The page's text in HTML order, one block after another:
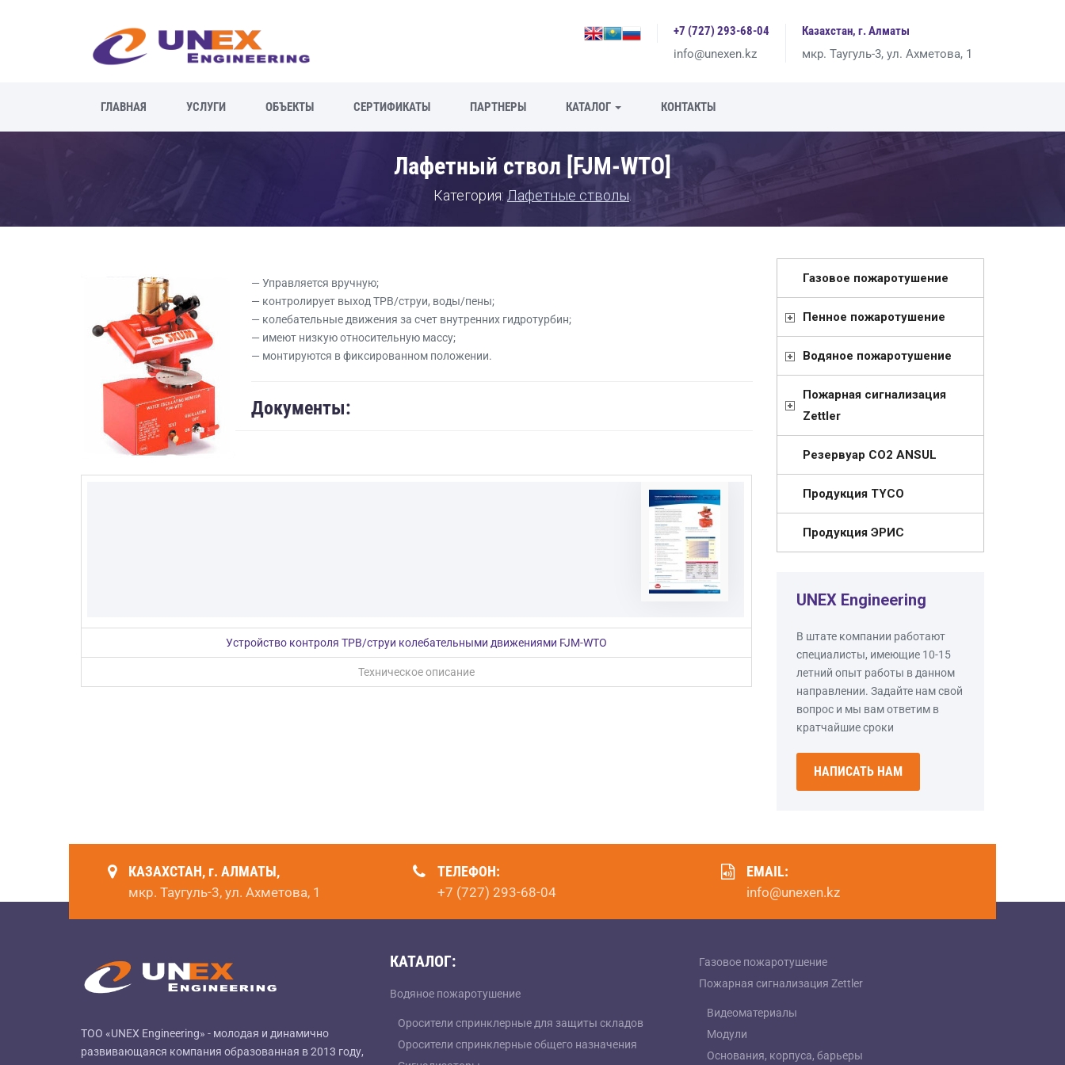
+7 (727) 293-68-04
info@unexen.kz
Казахстан, г. Алматы
мкр. Таугуль-3, ул. Ахметова, 1
ГЛАВНАЯ УСЛУГИ ОБЪЕКТЫ CЕРТИФИКАТЫ ПАРТНЕРЫ КАТАЛОГ КОНТАКТЫ
Лафетный ствол [FJM-WTO]
Категория: Лафетные стволы
— Управляется вручную;
— контролирует выход ТРВ/струи, воды/пены;
— колебательные движения за счет внутренних гидротурбин;
— имеют низкую относительную массу;
— монтируются в фиксированном положении.
Документы:
Устройство контроля ТРВ/струи колебательными движениями FJM-WTO
Техническое описание
Газовое пожаротушение
Пенное пожаротушение
Водяное пожаротушение
Пожарная сигнализация
Zettler
Резервуар СО2 ANSUL
Продукция TYCO
Продукция ЭРИС
UNEX Engineering
В штате компании работают
специалисты, имеющие 10-15
летний опыт работы в данном
направлении. Задайте нам свой
вопрос и мы вам ответим в
кратчайшие сроки
НАПИСАТЬ НАМ
КАЗАХСТАН, г. АЛМАТЫ,
мкр. Таугуль-3, ул. Ахметова, 1
ТЕЛЕФОН:
+7 (727) 293-68-04
EMAIL:
info@unexen.kz
ТОО «UNEX Engineering» - молодая и динамично
развивающаяся компания образованная в 2013 году,
КАТАЛОГ:
Водяное пожаротушение
Оросители спринклерные для защиты складов
Оросители спринклерные общего назначения
Газовое пожаротушение
Пожарная сигнализация Zettler
Видеоматериалы
Модули
Основания, корпуса, барьеры